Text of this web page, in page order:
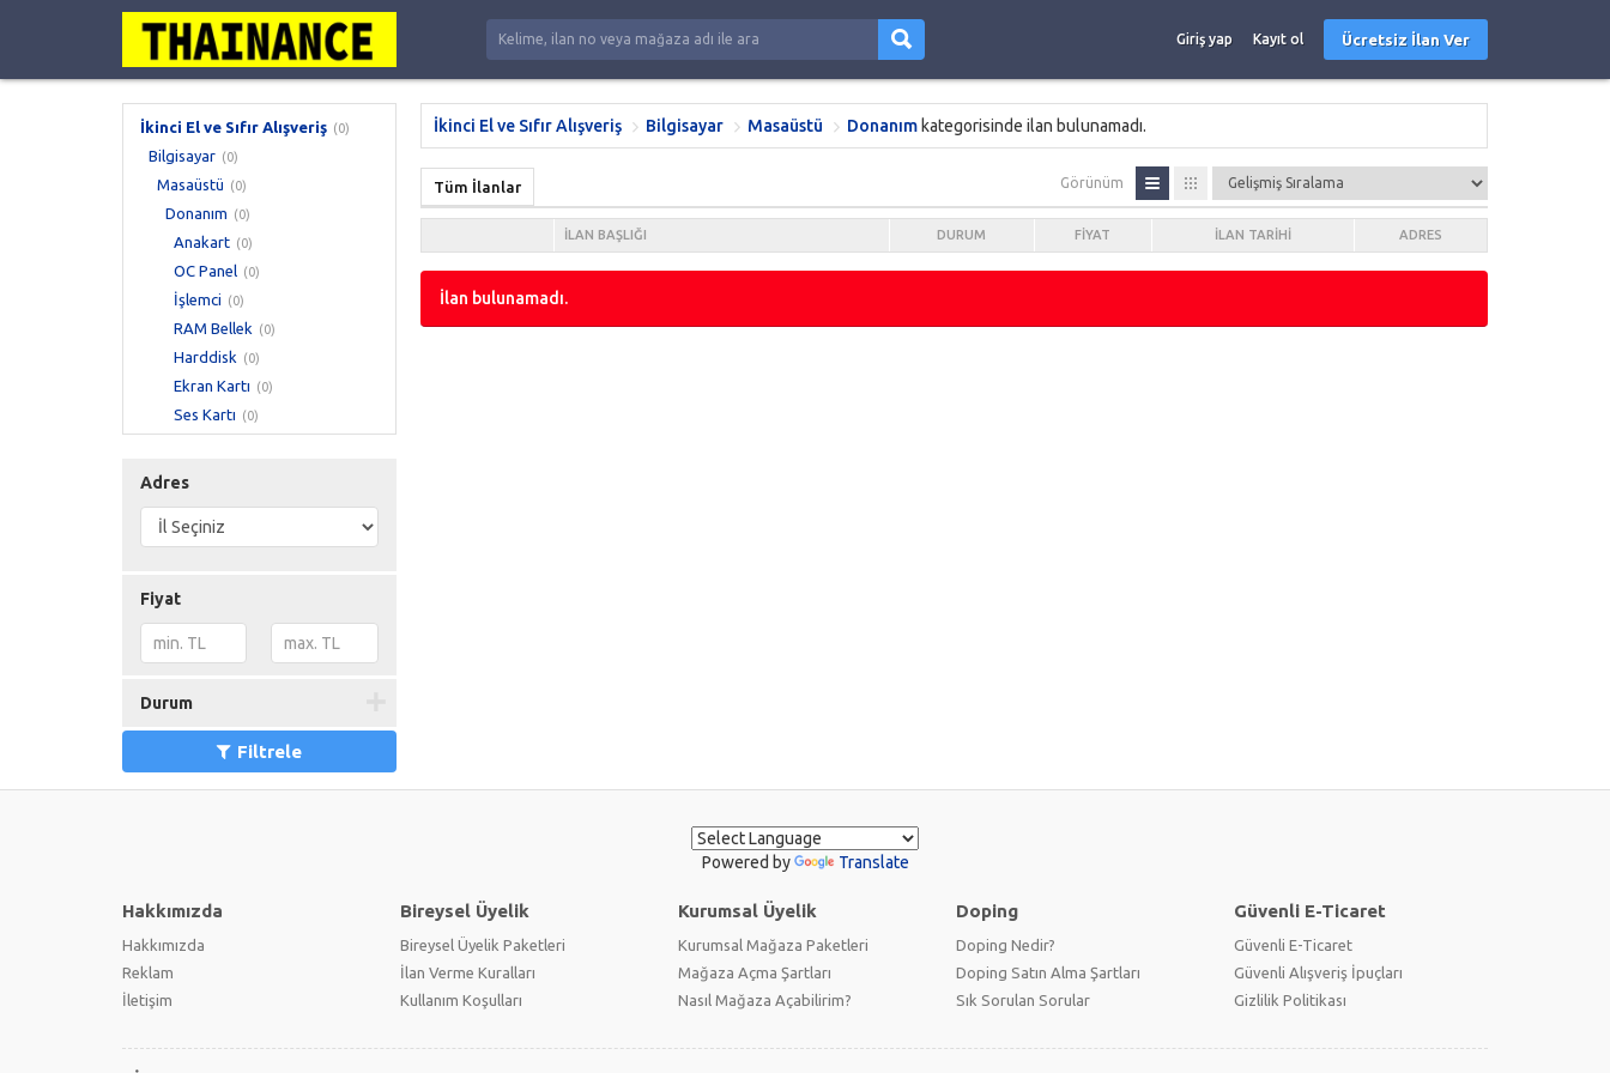
Giriş yap Kayıt ol Ücretsiz İlan Ver
İkinci El ve Sıfır Alışveriş (0)
Bilgisayar (0)
Masaüstü (0)
Donanım (0)
Anakart (0)
OC Panel (0)
İşlemci (0)
RAM Bellek (0)
Harddisk (0)
Ekran Kartı (0)
Ses Kartı (0)
DVD Sürücü / Yazıcı
Fan & Soğutucu (0)
PCI Faks Modem
PCI USB & Firewire Kart (0)
PCI Express Kartlar
Arıza Tespit Kartı (0)
Adres
Fiyat
Durum
Filtrele
İkinci El ve Sıfır Alışveriş Bilgisayar Masaüstü Donanım kategorisinde ilan bulunamadı.
Tüm İlanlar Görünüm
İLAN BAŞLIĞI DURUM FIYAT İLAN TARIHI ADRES
İlan bulunamadı.
Powered by Translate
Hakkımızda
Hakkımızda
Reklam
İletişim
Bireysel Üyelik
Bireysel Üyelik Paketleri
İlan Verme Kuralları
Kullanım Koşulları
Kurumsal Üyelik
Kurumsal Mağaza Paketleri
Mağaza Açma Şartları
Nasıl Mağaza Açabilirim?
Doping
Doping Nedir?
Doping Satın Alma Şartları
Sık Sorulan Sorular
Güvenli E-Ticaret
Güvenli E-Ticaret
Güvenli Alışveriş İpuçları
Gizlilik Politikası